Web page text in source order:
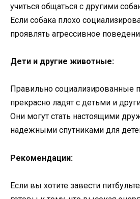
учиться общаться с другими
Если собака плохо
проявлять агрессивное
Дети и другие животные:
Правильно социализированные
прекрасно ладят с детьми и
Они могут стать настоящими
надежными спутниками для
Рекомендации:
Если вы хотите завести